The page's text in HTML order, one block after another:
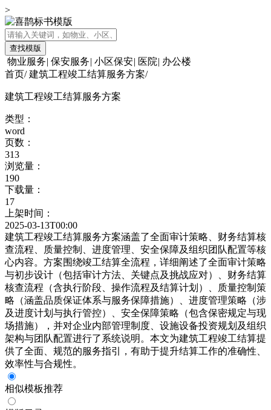
>
查找模版
物业服务| 保安服务| 小区保安| 医院| 办公楼
首页/ 建筑工程竣工结算服务方案/
建筑工程竣工结算服务方案
类型：
word
页数：
313
浏览量：
190
下载量：
17
上架时间：
2025-03-13T00:00
建筑工程竣工结算服务方案涵盖了全面审计策略、财务结算核
查流程、质量控制、进度管理、安全保障及组织团队配置等核
心内容。方案围绕竣工结算全流程，详细阐述了全面审计策略
与初步设计（包括审计方法、关键点及挑战应对）、财务结算
核查流程（含执行阶段、操作流程及结算计划）、质量控制策
略（涵盖品质保证体系与服务保障措施）、进度管理策略（涉
及进度计划与执行管控）、安全保障策略（包含保密规定与现
场措施），并对企业内部管理制度、设施设备投资规划及组织
架构与团队配置进行了系统说明。本文为建筑工程竣工结算提
供了全面、规范的服务指引，有助于提升结算工作的准确性、
效率性与合规性。
相似模板推荐